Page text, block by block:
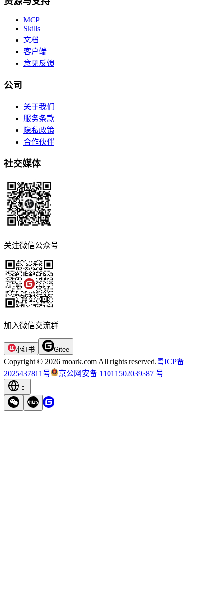
MCP
Skills
文档
客户端
意见反馈
公司
关于我们
服务条款
隐私政策
合作伙伴
社交媒体
关注微信公众号
加入微信交流群
小红书 Gitee
Copyright © 2026 moark.com All rights reserved.粤ICP备
2025437811号
京公网安备 11011502039387 号